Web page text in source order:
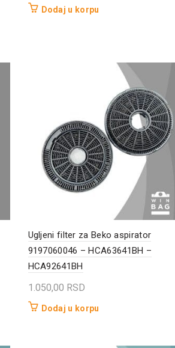
Dodaj u korpu
Ugljeni filter za Beko aspirator
9197060046 – HCA63641BH –
HCA92641BH
1.050,00 RSD
Dodaj u korpu